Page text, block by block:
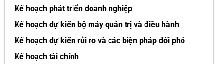
Kế hoạch phát triển doanh nghiệp
Kế hoạch dự kiến bộ máy quản trị và điều hành
Kế hoạch dự kiến rủi ro và các biện pháp đối phó
Kế hoạch tài chính